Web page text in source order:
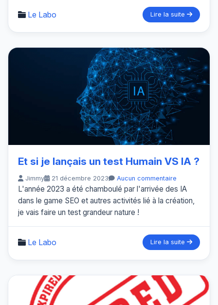
Le Labo Lire la suite
Et si je lançais un test Humain VS IA ?
Jimmy 21 décembre 2023 Aucun commentaire
L'année 2023 a été chamboulé par l'arrivée des IA
dans le game SEO et autres activités lié à la création,
je vais faire un test grandeur nature !
Le Labo Lire la suite